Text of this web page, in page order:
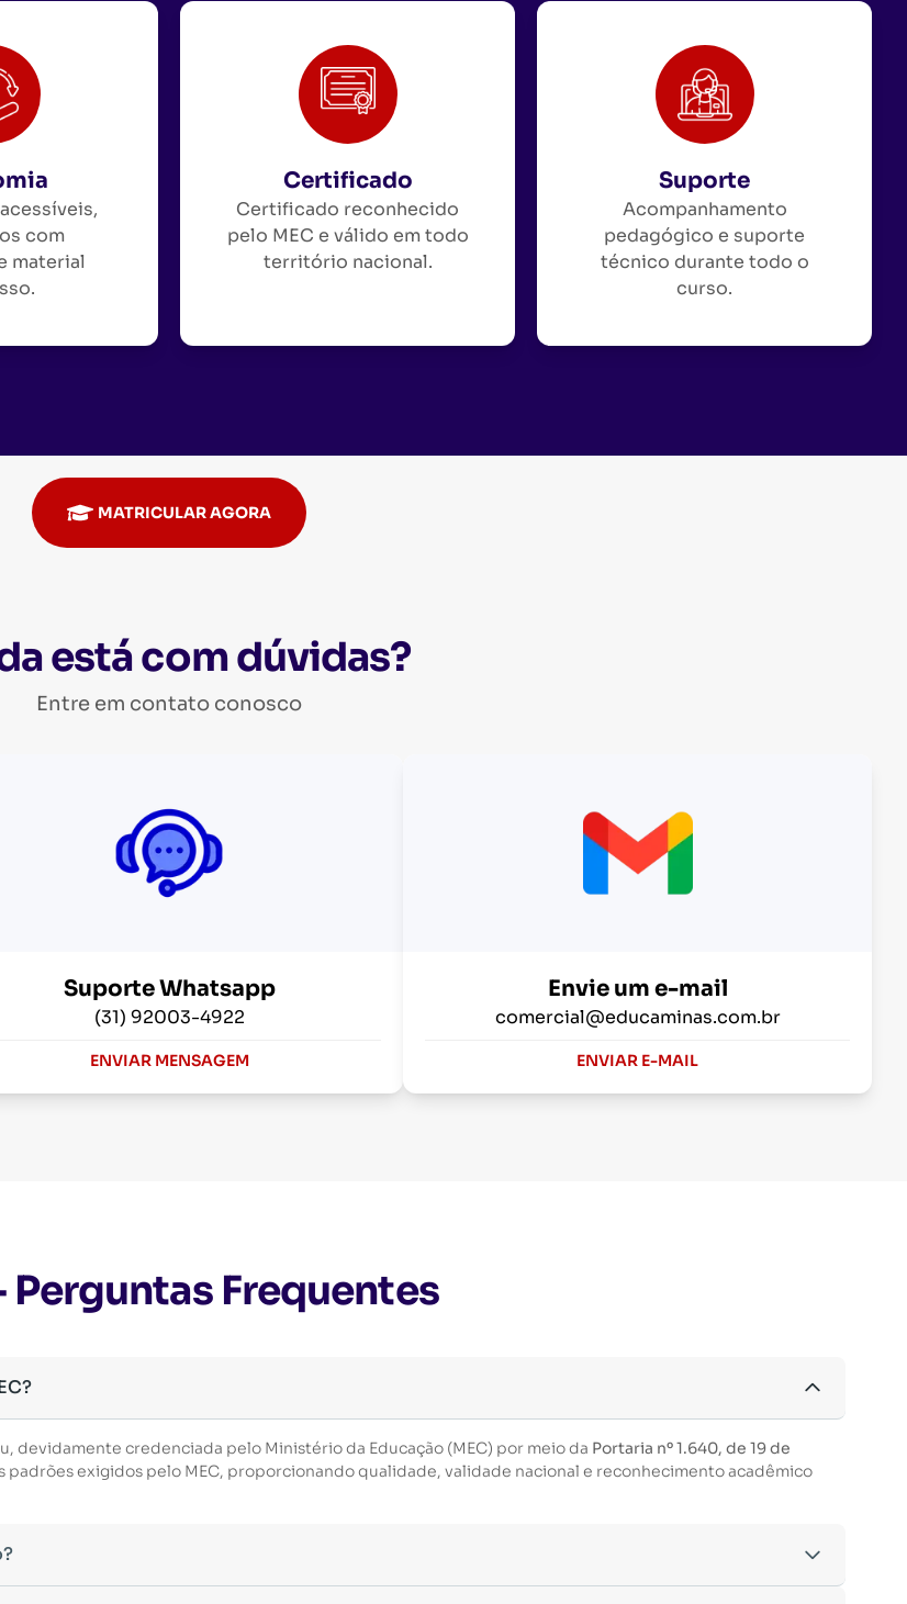
com
material
Certificado
Certificado reconhecido
pelo MEC e válido em todo
território nacional.
Suporte
Acompanhamento
pedagógico e suporte
técnico durante todo o
curso.
MATRICULAR AGORA
está com dúvidas?
Entre em contato conosco
Suporte Whatsapp
(31) 92003-4922
ENVIAR MENSAGEM
Envie um e-mail
comercial@educaminas.com.br
ENVIAR E-MAIL
Perguntas Frequentes
devidamente credenciada pelo Ministério da Educação (MEC) por meio da Portaria nº 1.640, de 19 de
padrões exigidos pelo MEC, proporcionando qualidade, validade nacional e reconhecimento acadêmico